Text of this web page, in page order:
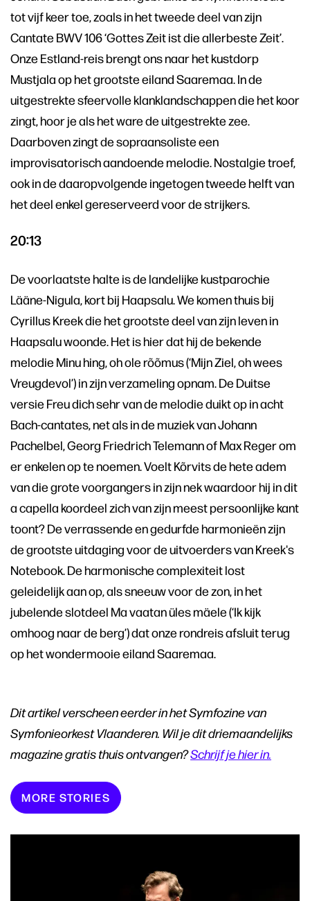
tot vijf keer toe, zoals in het tweede deel van zijn
Cantate BWV 106 ‘Gottes Zeit ist die allerbeste Zeit’.
Onze Estland-reis brengt ons naar het kustdorp
Mustjala op het grootste eiland Saaremaa. In de
uitgestrekte sfeervolle klanklandschappen die het koor
zingt, hoor je als het ware de uitgestrekte zee.
Daarboven zingt de sopraansoliste een
improvisatorisch aandoende melodie. Nostalgie troef,
ook in de daaropvolgende ingetogen tweede helft van
het deel enkel gereserveerd voor de strijkers.
20:13
De voorlaatste halte is de landelijke kustparochie
Lääne-Nigula, kort bij Haapsalu. We komen thuis bij
Cyrillus Kreek die het grootste deel van zijn leven in
Haapsalu woonde. Het is hier dat hij de bekende
melodie Minu hing, oh ole rõõmus (‘Mijn Ziel, oh wees
Vreugdevol’) in zijn verzameling opnam. De Duitse
versie Freu dich sehr van de melodie duikt op in acht
Bach-cantates, net als in de muziek van Johann
Pachelbel, Georg Friedrich Telemann of Max Reger om
er enkelen op te noemen. Voelt Kõrvits de hete adem
van die grote voorgangers in zijn nek waardoor hij in dit
a capella koordeel zich van zijn meest persoonlijke kant
toont? De verrassende en gedurfde harmonieën zijn
de grootste uitdaging voor de uitvoerders van Kreek's
Notebook. De harmonische complexiteit lost
geleidelijk aan op, als sneeuw voor de zon, in het
jubelende slotdeel Ma vaatan üles mäele (‘Ik kijk
omhoog naar de berg’) dat onze rondreis afsluit terug
op het wondermooie eiland Saaremaa.
Dit artikel verscheen eerder in het Symfozine van
Symfonieorkest Vlaanderen. Wil je dit driemaandelijks
magazine gratis thuis ontvangen?Schrijf je hier in.
MORE STORIES